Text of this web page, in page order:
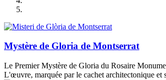
Mystère de Gloria de Montserrat
Le Premier Mystère de Gloria du Rosaire
L'œuvre, marquée par le cachet architectonique et